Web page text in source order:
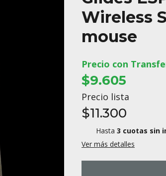
Wireless
mouse
Precio con
$9.605
Precio lista
$11.300
Hasta 3 cuotas sin
Ver más detalles